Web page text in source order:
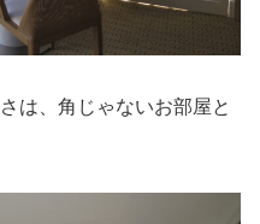
は、角じゃないお部屋と